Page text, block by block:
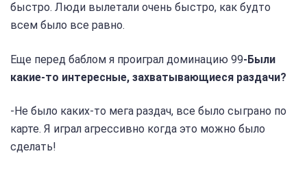
быстро. Люди вылетали очень быстро, как будто
всем было все равно.
Еще перед баблом я проиграл доминацию 99-Были
какие-то интересные, захватывающиеся раздачи?
-Не было каких-то мега раздач, все было сыграно по
карте. Я играл агрессивно когда это можно было
сделать!